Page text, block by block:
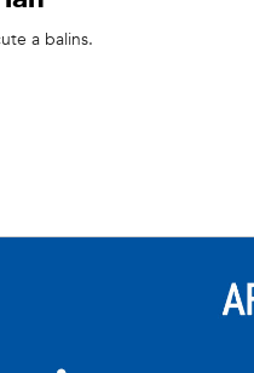
a balins.